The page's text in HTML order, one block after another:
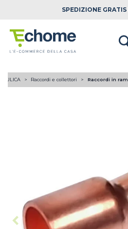
SPEDIZIONE
Raccordi e collettori Raccordi in